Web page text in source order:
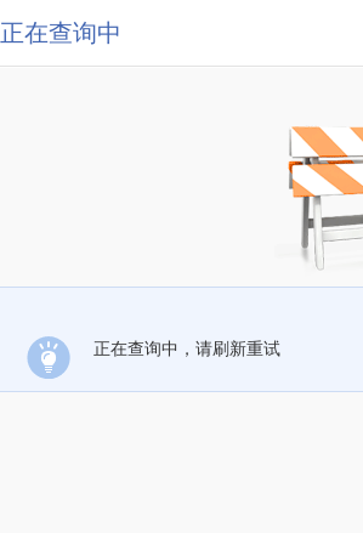
正在查询中
正在查询中，请刷新重试